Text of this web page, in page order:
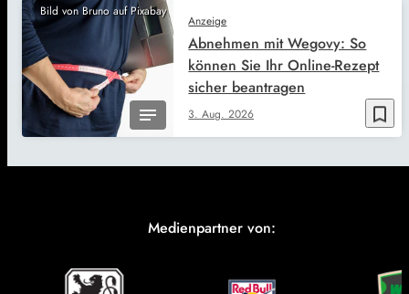
Bild von Bruno auf Pixabay
bookmark_border
Anzeige
3. Aug. 2026
Abnehmen mit Wegovy: So
können Sie Ihr Online-Rezept
sicher beantragen
Medienpartner von: